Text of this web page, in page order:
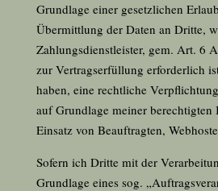
Grundlage einer gesetzlichen
Übermittlung der Daten an Dritte,
Zahlungsdienstleister, gem. Art. 6
zur Vertragserfüllung erforderlich
haben, eine rechtliche
auf Grundlage meiner berechtigten
Einsatz von Beauftragten,
Sofern ich Dritte mit der
Grundlage eines sog.